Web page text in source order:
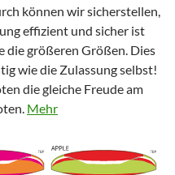
können wir sicherstellen,
effizient und sicher ist
die größeren Größen. Dies
wie die Zulassung selbst!
die gleiche Freude am
Mehr